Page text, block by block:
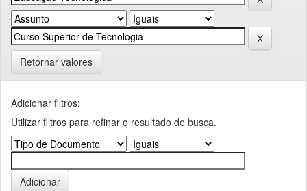
Retornar valores
Adicionar filtros:
Utilizar filtros para refinar o resultado de busca.